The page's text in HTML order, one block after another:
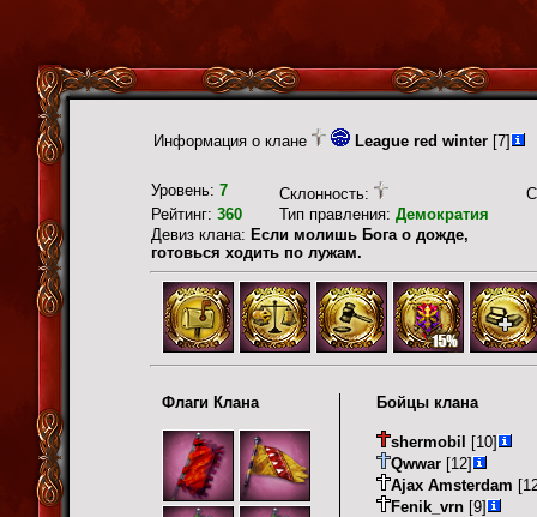
Информация о клане League red winter [7]
Уровень: 7 Склонность:
Рейтинг: 360 Тип правления: Демократия
Девиз клана: Если молишь Бога о дожде,
готовься ходить по лужам.
Флаги Клана Бойцы клана
shermobil [10]
Qwwar [12]
Ajax Amsterdam
Fenik_vrn [9]